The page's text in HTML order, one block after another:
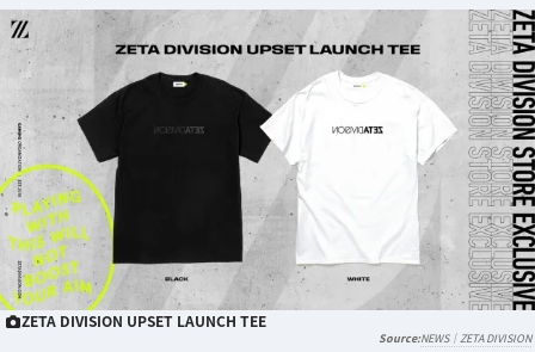
ZETA DIVISION UPSET LAUNCH TEE
NEWS｜ZETA DIVISION